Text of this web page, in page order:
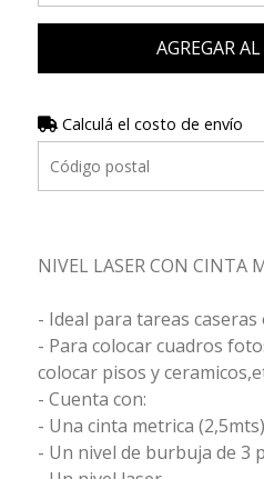
AGREGAR
Calculá el costo de envío
NIVEL LASER CON CINTA
- Ideal para tareas caseras
- Para colocar cuadros
colocar pisos y
- Cuenta con:
- Una cinta metrica (2,5mts)
- Un nivel de burbuja de 3